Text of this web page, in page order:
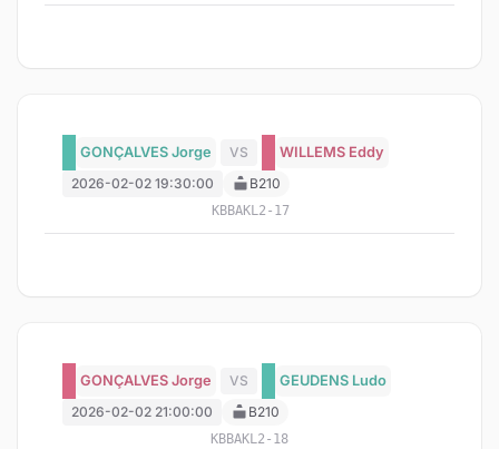
GONÇALVES Jorge VS
WILLEMS Eddy
2026-02-02 19:30:00
B210
KBBAKL2-17
GONÇALVES Jorge VS
GEUDENS Ludo
2026-02-02 21:00:00
B210
KBBAKL2-18